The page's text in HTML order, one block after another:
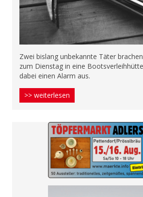
Zwei bislang unbekannte Täter
zum Dienstag in eine
dabei einen Alarm aus.
>> weiterlesen